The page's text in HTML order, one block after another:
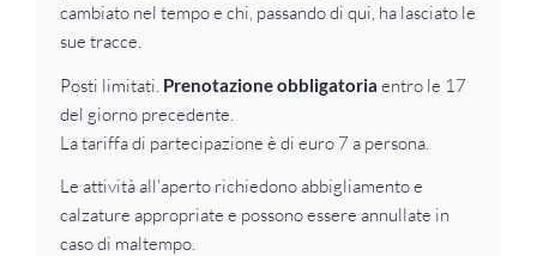
cambiato nel tempo e chi, passando di qui, ha lasciato le
sue tracce.
Posti limitati. Prenotazione obbligatoria entro le 17
del giorno precedente.
La tariffa di partecipazione è di euro 7 a persona.
Le attività all'aperto richiedono abbigliamento e
calzature appropriate e possono essere annullate in
caso di maltempo.